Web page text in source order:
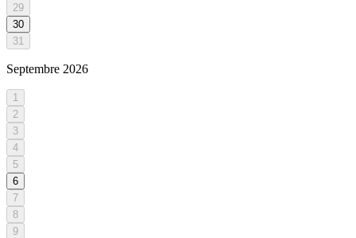
29
30
31
Septembre 2026
1
2
3
4
5
6
7
8
9